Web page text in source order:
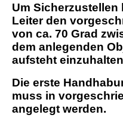
Um Sicherzustellen
Leiter den
von ca. 70 Grad
dem anlegenden
aufsteht
Die erste
muss in
angelegt werden.